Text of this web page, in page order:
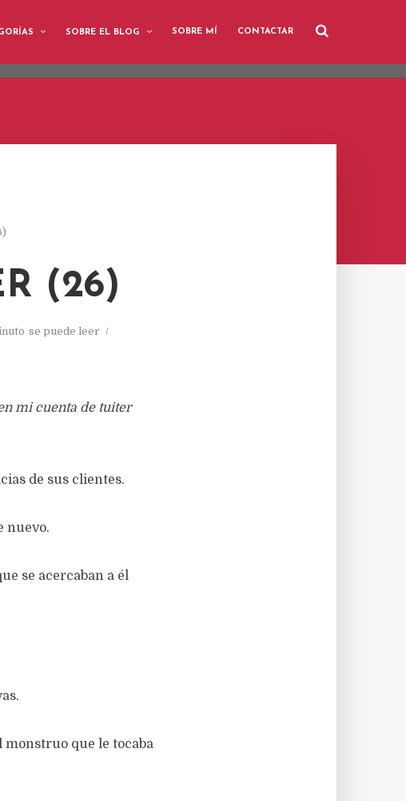
SOBRE EL BLOG SOBRE MÍ CONTACTAR
(26)
se puede leer
mi cuenta de tuiter
de sus clientes.
nuevo.
se acercaban a él
monstruo que le tocaba
and user-agent
generate usage